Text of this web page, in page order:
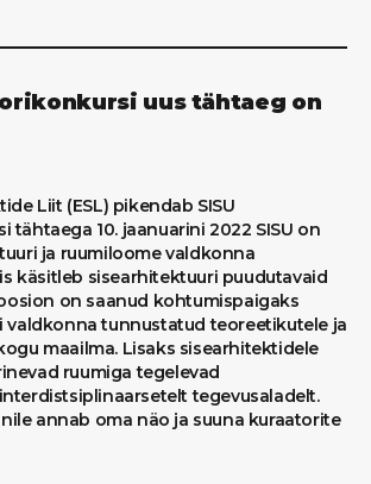
uus tähtaeg on
Liit (ESL) pikendab SISU
tähtaega 10. jaanuarini 2022 SISU on
ja ruumiloome valdkonna
käsitleb sisearhitektuuri puudutavaid
on saanud kohtumispaigaks
valdkonna tunnustatud teoreetikutele ja
maailma. Lisaks sisearhitektidele
ruumiga tegelevad
tegevusaladelt.
annab oma näo ja suuna kuraatorite